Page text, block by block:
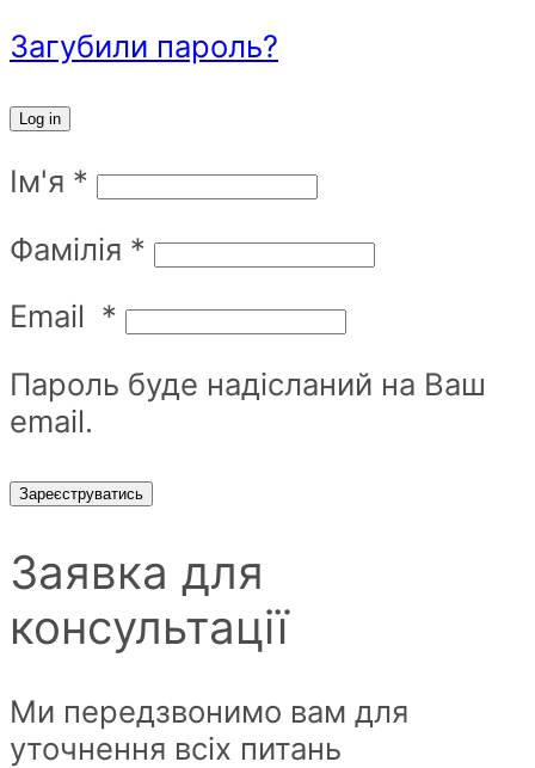
Загубили пароль?
Log in
Ім'я *
Фамілія *
Email *
Пароль буде надісланий на Ваш
email.
Зареєструватись
Заявка для
консультації
Ми передзвонимо вам для
уточнення всіх питань